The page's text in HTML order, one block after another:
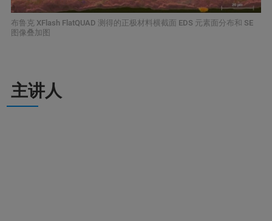
布鲁克 XFlash FlatQUAD 测得的正极材料横截面 EDS 元素面分布和 SE
图像叠加图
主讲人